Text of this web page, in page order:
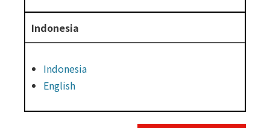
Indonesia
Indonesia
English